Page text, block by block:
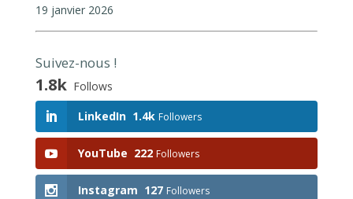
19 janvier 2026
Suivez-nous !
1.8k Follows
LinkedIn 1.4k Followers
YouTube 222 Followers
Instagram 127 Followers